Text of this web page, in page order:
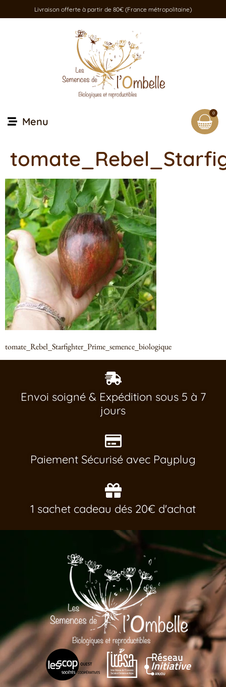
Livraison offerte à partir de 80€ (France métropolitaine)
Menu
0
tomate_Rebel_Starfighter_Prime_semence_biologique
Envoi soigné & Expédition sous 5 à 7
jours
Paiement Sécurisé avec Payplug
1 sachet cadeau dés 20€ d'achat